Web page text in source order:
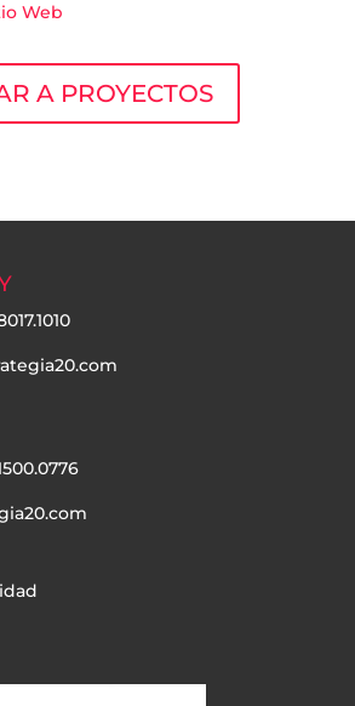
Web
A PROYECTOS